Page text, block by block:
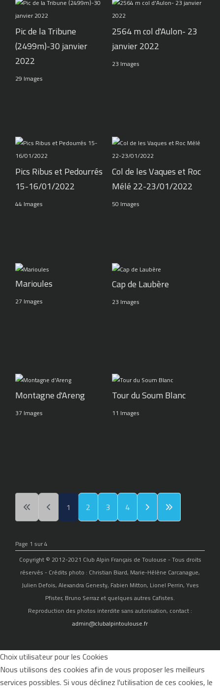
Pic de la Tribune
(2499m)-30 janvier
2022
29 Images
2564 m col d'Aulon- 23
janvier 2022
23 Images
Pics Ribus et Pedourrés
15-16/01/2022
44 Images
Col de les Vaques et Roc
Mélé 22-23/01/2022
50 Images
Marioules
27 Images
Cap de Laubère
23 Images
Montagne d'Areng
37 Images
Tour du Soum Blanc
11 Images
1 2 3 4
Page 1 sur 4
Copyright © 2012-2021 Club Alpin Français de Toulouse - Tous droits
réservés - Crédits photo : Christian Biard, Marie-Hélène Carcanague,
Julien Defois, Alexandra Genesty, Fabien Mitton, Lionel Perrin, Yves
Pfister, Bruno Serraz et quelques autres Cafistes.
Reproduction des photos interdite sans autorisation, contact :
admin@clubalpintoulouse.fr
Choix utilisateur pour les Cookies
Nous utilisons des cookies afin de vous proposer les meilleurs
services possibles. Si vous déclinez l'utilisation de ces cookies, le